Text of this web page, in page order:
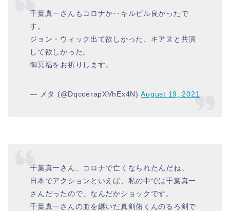
千葉真一さんもコロナか‥キルビル良かったで
す。
ジョン・ウィック出て欲しかった、キアヌと共演
して欲しかった。
御冥福をお祈りします。
— メタ (@DqccerapXVhEx4N)August 19, 2021
千葉真一さん、コロナで亡くなられたんだね。
日本でアクションといえば、私の中では千葉真一
さんだったので、なんだかショックです。
千葉真一さんの血を継いだ真剣佑くんのるろ剣で